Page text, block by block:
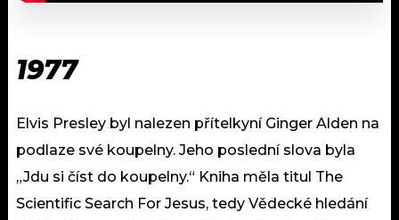
1977
Elvis Presley byl nalezen přítelkyní Ginger Alden na
podlaze své koupelny. Jeho poslední slova byla
„Jdu si číst do koupelny.“ Kniha měla titul The
Scientific Search For Jesus, tedy Vědecké hledání